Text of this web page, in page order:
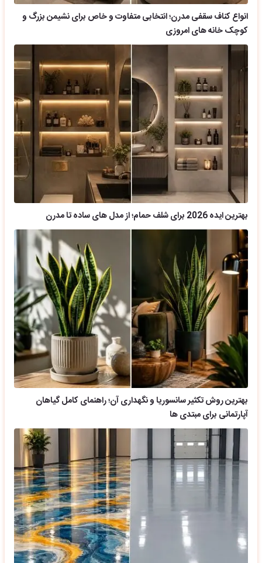
انواع کناف سقفی مدرن؛ انتخابی متفاوت و خاص برای نشیمن بزرگ و
کوچک خانه های امروزی
بهترین ایده 2026 برای شلف حمام؛ از مدل های ساده تا مدرن
بهترین روش تکثیر سانسوریا و نگهداری آن؛ راهنمای کامل گیاهان
آپارتمانی برای مبتدی ها